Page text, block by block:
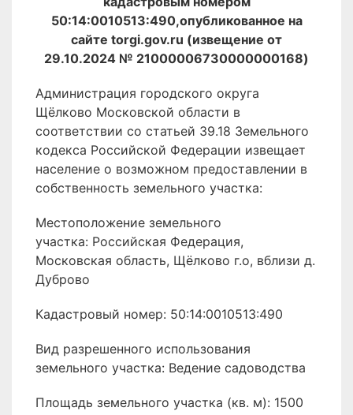
50:14:0010513:490,опубликованное на
сайте torgi.gov.ru (извещение от
29.10.2024 № 21000006730000000168)
Администрация городского округа
Щёлково Московской области в
соответствии со статьей 39.18 Земельного
кодекса Российской Федерации извещает
население о возможном предоставлении в
собственность земельного участка:
Местоположение земельного
участка: Российская Федерация,
Московская область, Щёлково г.о, вблизи д.
Дуброво
Кадастровый номер: 50:14:0010513:490
Вид разрешенного использования
земельного участка: Ведение садоводства
Площадь земельного участка (кв. м): 1500